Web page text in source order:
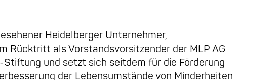
Heidelberger Unternehmer,
Rücktritt als Vorstandsvorsitzender der MLP AG
und setzt sich seitdem für die Förderung
der Lebensumstände von Minderheiten